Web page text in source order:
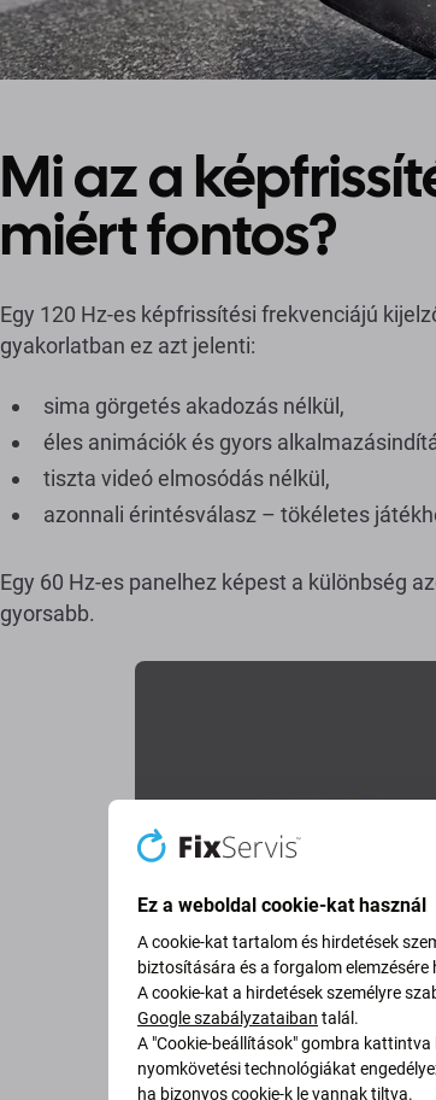
Mi az a
miért fontos?
Egy 120 Hz-es képfrissítési frekvenciájú
gyakorlatban ez azt jelenti:
sima görgetés akadozás nélkül,
éles animációk és gyors
tiszta videó elmosódás nélkül,
azonnali érintésválasz – tökéletes
Egy 60 Hz-es panelhez képest a különbség
gyorsabb.
Ez a weboldal cookie-kat használ
A cookie-kat tartalom és hirdetések
biztosítására és a forgalom elemzésére
A cookie-kat a hirdetések személyre
Google szabályzataiban talál.
A "Cookie-beállítások" gombra
nyomkövetési technológiákat
ha bizonyos cookie-k le vannak tiltva.